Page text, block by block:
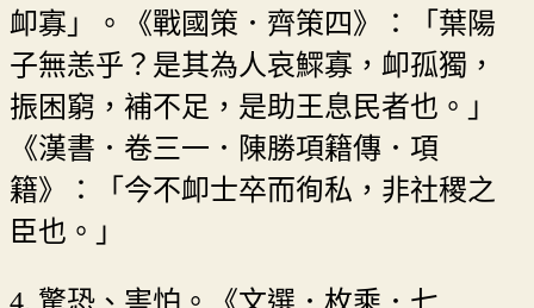
卹寡」。《戰國策．齊策四》：「葉陽
子無恙乎？是其為人哀鰥寡，卹孤獨，
振困窮，補不足，是助王息民者也。」
《漢書．卷三一．陳勝項籍傳．項
籍》：「今不卹士卒而徇私，非社稷之
臣也。」